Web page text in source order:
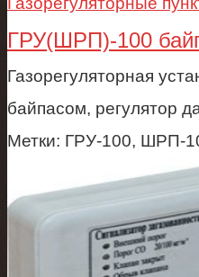
ГРУ(ШРП)-100
Газорегуляторная
байпасом, регулятор
Метки: ГРУ-100, ШРП-